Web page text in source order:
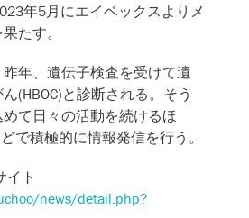
年5月にエイベックスよりメ
たす。
年、遺伝子検査を受けて遺
(HBOC)と診断される。そう
て日々の活動を続けるほ
で積極的に情報発信を行う。
イト
news/detail.php?